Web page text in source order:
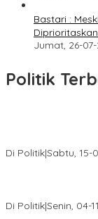
Bastari :
Jumat, 26-
Politik
Di Politik|Sabtu, 15-
Di Politik|Senin, 04-